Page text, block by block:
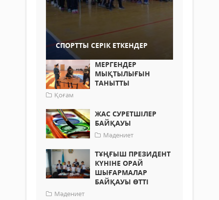
СПОРТТЫ СЕРІК ЕТКЕНДЕР
МЕРГЕНДЕР
МЫҚТЫЛЫҒЫН
ТАНЫТТЫ
Қоғам
ЖАС СУРЕТШІЛЕР
БАЙҚАУЫ
Мәдениет
ТҰҢҒЫШ ПРЕЗИДЕНТ
КҮНІНЕ ОРАЙ
ШЫҒАРМАЛАР
БАЙҚАУЫ ӨТТІ
Мәдениет